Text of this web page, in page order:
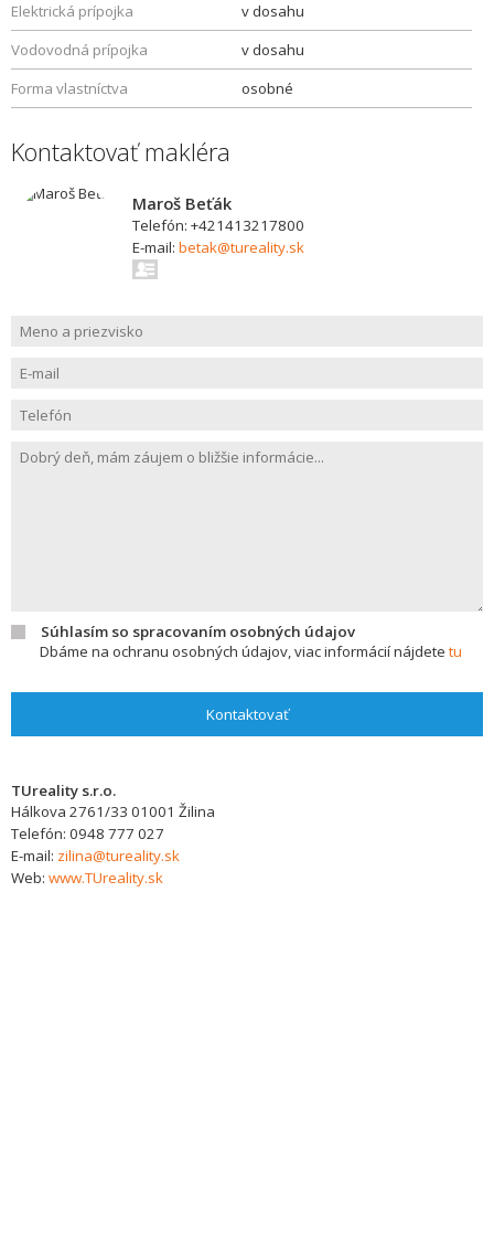
Elektrická prípojka
v dosahu
Vodovodná prípojka
v dosahu
Forma vlastníctva
osobné
Kontaktovať makléra
Maroš Beťák
Telefón: +421413217800
E-mail: betak@tureality.sk
Súhlasím so spracovaním osobných údajov
Dbáme na ochranu osobných údajov, viac informácií nájdete tu
Kontaktovať
TUreality s.r.o.
Hálkova 2761/33 01001 Žilina
Telefón: 0948 777 027
E-mail: zilina@tureality.sk
Web: www.TUreality.sk